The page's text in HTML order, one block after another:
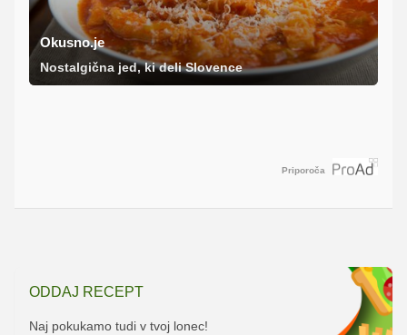
Okusno.je
Nostalgična jed, ki deli Slovence
Priporoča
ODDAJ RECEPT
Naj pokukamo tudi v tvoj lonec!